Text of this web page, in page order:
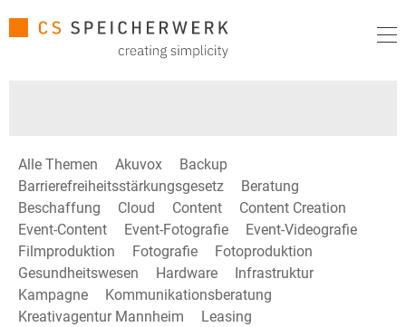
Alle Themen Akuvox
Backup
Barrierefreiheitsstärkungsgesetz
Beratung
Beschaffung
Cloud Content
Content Creation
Event-Content
Event-Fotografie
Event-Videografie
Filmproduktion
Fotografie
Fotoproduktion
Gesundheitswesen
Hardware
Infrastruktur
Kampagne
Kommunikationsberatung
Kreativagentur Mannheim
Leasing